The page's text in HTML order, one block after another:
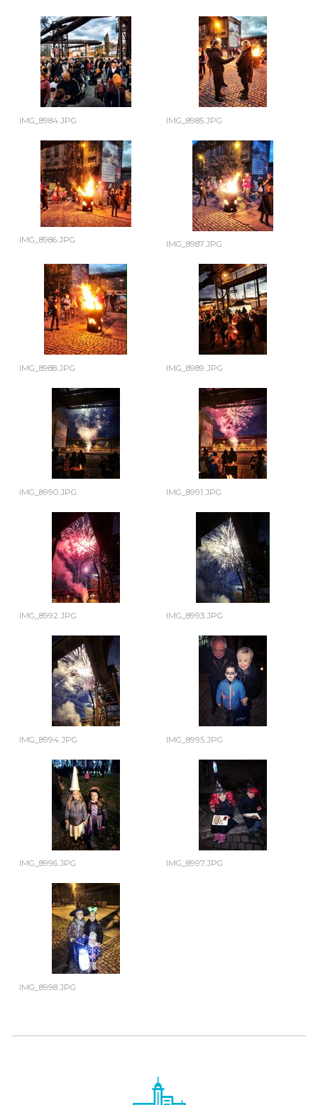
IMG_8984.JPG IMG_8985.JPG
IMG_8986.JPG IMG_8987.JPG
IMG_8988.JPG IMG_8989.JPG
IMG_8990.JPG IMG_8991.JPG
IMG_8992.JPG IMG_8993.JPG
IMG_8994.JPG IMG_8995.JPG
IMG_8996.JPG IMG_8997.JPG
IMG_8998.JPG